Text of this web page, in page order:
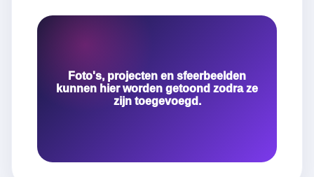
Foto's, projecten en sfeerbeelden
kunnen hier worden getoond zodra ze
zijn toegevoegd.